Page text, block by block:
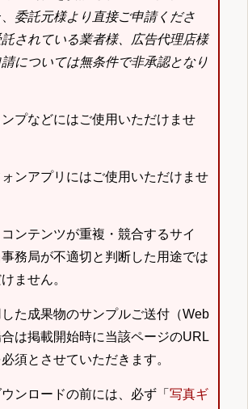
委託元様より直接ご申請くださ
されている業者様、広告代理店様
については無条件で非承認となり
プなどにはご使用いただけませ
ンアプリにはご使用いただけませ
ンテンツが重複・競合するサイ
事務局が不適切と判断した用途では
ません。
た成果物のサンプルご送付（Web
は掲載開始時に当該ページのURL
須とさせていただきます。
ンロードの前には、必ず「 写真ギ